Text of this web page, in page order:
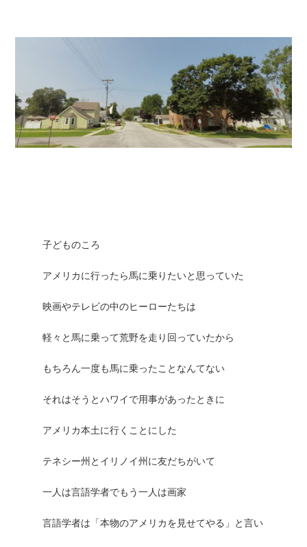
子どものころ
アメリカに行ったら馬に乗りたいと思っていた
映画やテレビの中のヒーローたちは
軽々と馬に乗って荒野を走り回っていたから
もちろん一度も馬に乗ったことなんてない
それはそうとハワイで用事があったときに
アメリカ本土に行くことにした
テネシー州とイリノイ州に友だちがいて
一人は言語学者でもう一人は画家
言語学者は「本物のアメリカを見せてやる」と言い